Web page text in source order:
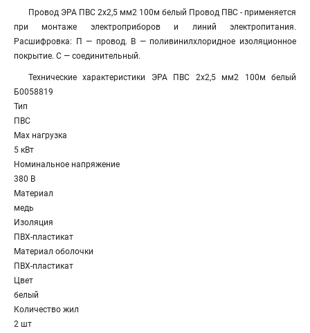
Провод ЭРА ПВС 2х2,5 мм2 100м белый Провод ПВС - применяется
при монтаже электроприборов и линий электропитания.
Расшифровка: П — провод. В — поливинилхлоридное изоляционное
покрытие. С — соединительный.
Технические характеристики ЭРА ПВС 2x2,5 мм2 100м белый
Б0058819
Тип
ПВС
Max нагрузка
5 кВт
Номинальное напряжение
380 В
Материал
медь
Изоляция
ПВХ-пластикат
Материал оболочки
ПВХ-пластикат
Цвет
белый
Количество жил
2 шт